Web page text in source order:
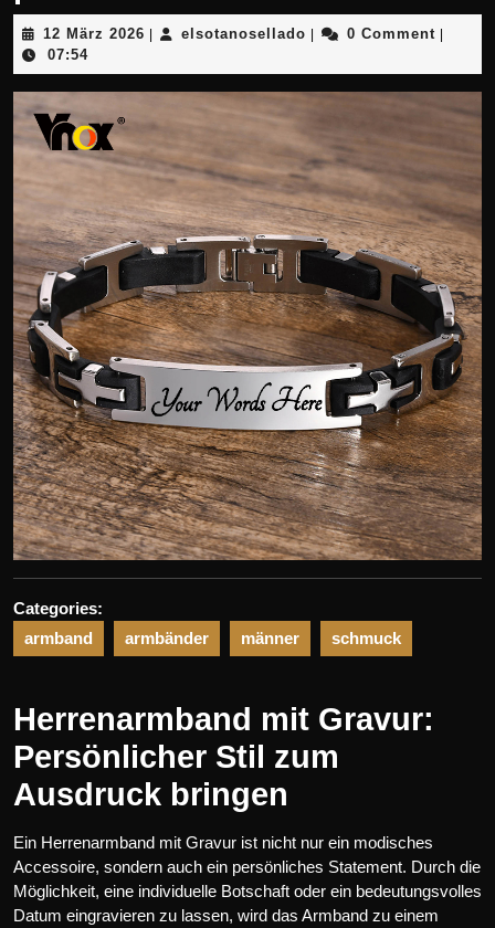
12 März 2026 12
2026
| elsotanosellado elsotanosellado
| 0 Comment |
07:54
Categories:
armband
armbänder männer schmuck
Herrenarmband mit Gravur:
Persönlicher Stil zum
Ausdruck bringen
Ein Herrenarmband mit Gravur ist nicht nur ein modisches
Accessoire, sondern auch ein persönliches Statement. Durch die
Möglichkeit, eine individuelle Botschaft oder ein bedeutungsvolles
Datum eingravieren zu lassen, wird das Armband zu einem